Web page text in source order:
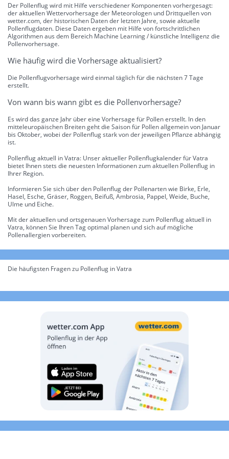
Der Pollenflug wird mit Hilfe verschiedener Komponenten vorhergesagt:
der aktuellen Wettervorhersage der Meteorologen und Drittquellen von
wetter.com, der historischen Daten der letzten Jahre, sowie aktuelle
Pollenflugdaten. Diese Daten ergeben mit Hilfe von fortschrittlichen
Algorithmen aus dem Bereich Machine Learning / künstliche Intelligenz die
Pollenvorhersage.
Wie häufig wird die Vorhersage aktualisiert?
Die Pollenflugvorhersage wird einmal täglich für die nächsten 7 Tage
erstellt.
Von wann bis wann gibt es die Pollenvorhersage?
Es wird das ganze Jahr über eine Vorhersage für Pollen erstellt. In den
mitteleuropäischen Breiten geht die Saison für Pollen allgemein von Januar
bis Oktober, wobei der Pollenflug stark von der jeweiligen Pflanze abhängig
ist.
Pollenflug aktuell in Vatra: Unser aktueller Pollenflugkalender für Vatra
bietet Ihnen stets die neuesten Informationen zum aktuellen Pollenflug in
Ihrer Region.
Informieren Sie sich über den Pollenflug der Pollenarten wie Birke, Erle,
Hasel, Esche, Gräser, Roggen, Beifuß, Ambrosia, Pappel, Weide, Buche,
Ulme und Eiche.
Mit der aktuellen und ortsgenauen Vorhersage zum Pollenflug aktuell in
Vatra, können Sie Ihren Tag optimal planen und sich auf mögliche
Pollenallergien vorbereiten.
Die häufigsten Fragen zu Pollenflug in Vatra